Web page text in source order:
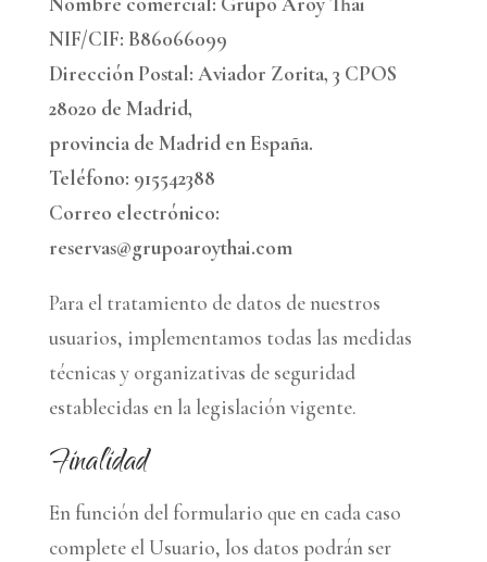
NIF/CIF: B86066099
Dirección Postal: Aviador Zorita, 3 CPOS
28020 de Madrid,
provincia de Madrid en España.
Teléfono: 915542388
Correo electrónico:
reservas@grupoaroythai.com
Para el tratamiento de datos de nuestros
usuarios, implementamos todas las medidas
técnicas y organizativas de seguridad
establecidas en la legislación vigente.
Finalidad
En función del formulario que en cada caso
complete el Usuario, los datos podrán ser